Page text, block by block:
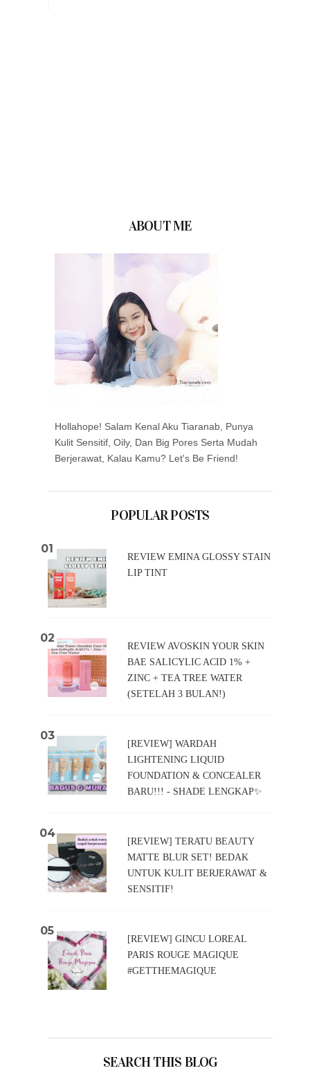
ABOUT ME
Hollahope! Salam Kenal Aku Tiaranab, Punya
Kulit Sensitif, Oily, Dan Big Pores Serta Mudah
Berjerawat, Kalau Kamu? Let's Be Friend!
POPULAR POSTS
REVIEW EMINA GLOSSY STAIN
LIP TINT
REVIEW AVOSKIN YOUR SKIN
BAE SALICYLIC ACID 1% +
ZINC + TEA TREE WATER
(SETELAH 3 BULAN!)
[REVIEW] WARDAH
LIGHTENING LIQUID
FOUNDATION & CONCEALER
BARU!!! - SHADE LENGKAP✨
[REVIEW] TERATU BEAUTY
MATTE BLUR SET! BEDAK
UNTUK KULIT BERJERAWAT &
SENSITIF!
[REVIEW] GINCU LOREAL
PARIS ROUGE MAGIQUE
#GETTHEMAGIQUE
SEARCH THIS BLOG